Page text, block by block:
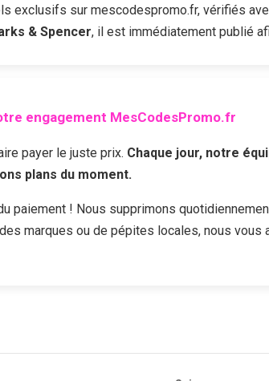
exclusifs sur mescodespromo.fr, vérifiés
& Spencer, il est immédiatement publié
engagement MesCodesPromo.fr
payer le juste prix. Chaque jour, notre
plans du moment.
paiement ! Nous supprimons
marques ou de pépites locales, nous vous